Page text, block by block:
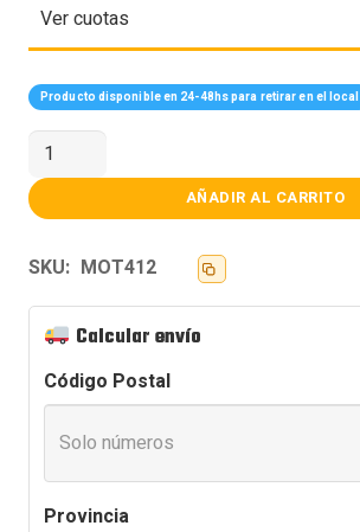
Ver cuotas
Producto disponible en 24-48hs para retirar en el local
MOTHER
GIGABYTE
(LGA1700)
B760M
K
DDR4
cantidad
AÑADIR AL CARRITO
SKU: MOT412
Calcular envío
Código Postal
Provincia